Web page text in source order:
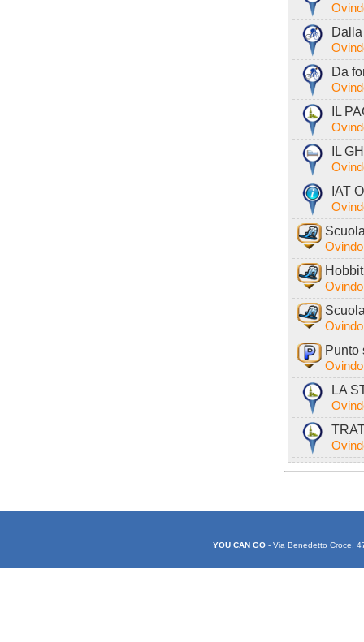
Da
IL
IL
IAT
Punto
LA
YOU CAN GO - Via Benedetto Croce,